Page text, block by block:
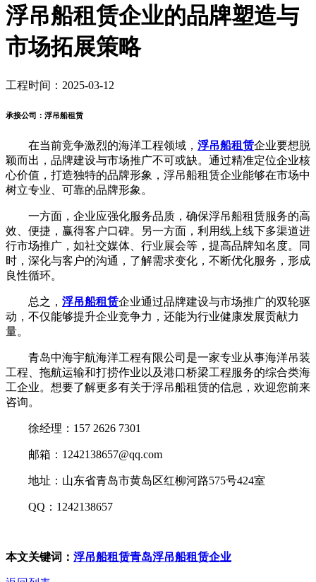
浮吊船租赁企业的品牌塑造与
市场拓展策略
工程时间：2025-03-12
承接公司：浮吊船租赁
在当前竞争激烈的海洋工程领域， 浮吊船租赁企业要想脱
颖而出，品牌建设与市场推广不可或缺。通过精准定位企业核
心价值，打造独特的品牌形象，浮吊船租赁企业能够在市场中
树立专业、可靠的品牌形象。
一方面，企业应强化服务品质，确保浮吊船租赁服务的高
效、便捷，赢得客户口碑。另一方面，利用线上线下多渠道进
行市场推广，如社交媒体、行业展会等，提高品牌知名度。同
时，深化与客户的沟通，了解需求变化，不断优化服务，形成
良性循环。
总之， 浮吊船租赁企业通过品牌建设与市场推广的双轮驱
动，不仅能够提升企业竞争力，还能为行业健康发展贡献力
量。
青岛中海宇航海洋工程有限公司是一家专业从事海洋吊装
工程、拖航运输和打捞作业以及港口桥梁工程服务的综合类海
工企业。想要了解更多有关于浮吊船租赁的信息，欢迎您前来
咨询。
徐经理：157 2626 7301
邮箱：1242138657@qq.com
地址：山东省青岛市黄岛区红柳河路575号424室
QQ：1242138657
本文关键词： 浮吊船租赁青岛浮吊船租赁企业